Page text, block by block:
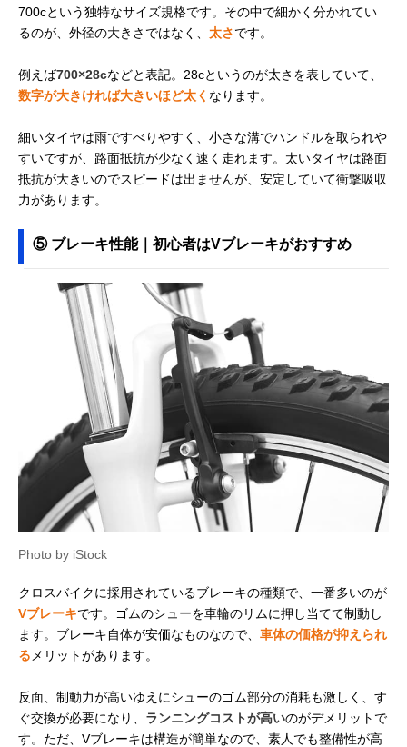
700cという独特なサイズ規格です。その中で細かく分かれてい
るのが、外径の大きさではなく、 太さです。
例えば700×28cなどと表記。28cというのが太さを表していて、
数字が大きければ大きいほど太く なります。
細いタイヤは雨ですべりやすく、小さな溝でハンドルを取られや
すいですが、路面抵抗が少なく速く走れます。太いタイヤは路面
抵抗が大きいのでスピードは出ませんが、安定していて衝撃吸収
力があります。
⑤ ブレーキ性能｜初心者はVブレーキがおすすめ
Photo by iStock
クロスバイクに採用されているブレーキの種類で、一番多いのが
Vブレーキです。ゴムのシューを車輪のリムに押し当てて制動し
ます。ブレーキ自体が安価なものなので、 車体の価格が抑えられ
る メリットがあります。
反面、制動力が高いゆえにシューのゴム部分の消耗も激しく、す
ぐ交換が必要になり、 ランニングコストが高いのがデメリットで
す。ただ、Vブレーキは構造が簡単なので、素人でも整備性が高